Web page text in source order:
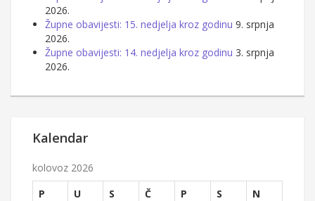
2026.
Župne obavijesti: 15. nedjelja kroz godinu 9. srpnja
2026.
Župne obavijesti: 14. nedjelja kroz godinu 3. srpnja
2026.
Kalendar
kolovoz 2026
P
U S Č P S
N